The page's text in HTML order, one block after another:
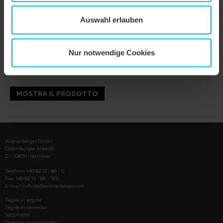
Auswahl erlauben
Nur notwendige Cookies
MOSTRA IL PRODOTTO
Wienerberger GmbH
Oldenburger Allee 26
D - 30659 Hannover
Telefono: +49 82 72 / 86 - 0
Fax: +49 82 72 / 86 - 500
E-mail: info.de@wienerberger.com
Tegole in argilla
Tegole in cemento
Sottometto